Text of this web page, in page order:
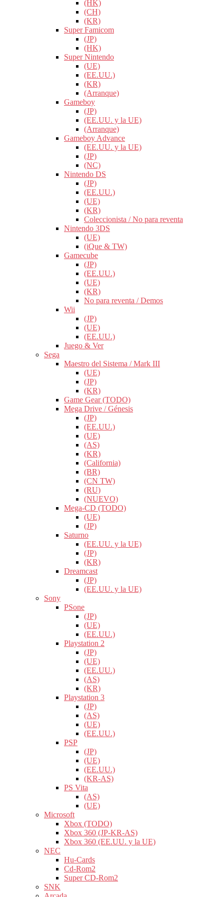
(HK)
(CH)
(KR)
Super Famicom
(JP)
(HK)
Super Nintendo
(UE)
(EE.UU.)
(KR)
(Arranque)
Gameboy
(JP)
(EE.UU. y la UE)
(Arranque)
Gameboy Advance
(EE.UU. y la UE)
(JP)
(NC)
Nintendo DS
(JP)
(EE.UU.)
(UE)
(KR)
Coleccionista / No para reventa
Nintendo 3DS
(UE)
(iQue & TW)
Gamecube
(JP)
(EE.UU.)
(UE)
(KR)
No para reventa / Demos
Wii
(JP)
(UE)
(EE.UU.)
Juego & Ver
Sega
Maestro del Sistema / Mark III
(UE)
(JP)
(KR)
Game Gear (TODO)
Mega Drive / Génesis
(JP)
(EE.UU.)
(UE)
(AS)
(KR)
(California)
(BR)
(CN TW)
(RU)
(NUEVO)
Mega-CD (TODO)
(UE)
(JP)
Saturno
(EE.UU. y la UE)
(JP)
(KR)
Dreamcast
(JP)
(EE.UU. y la UE)
Sony
PSone
(JP)
(UE)
(EE.UU.)
Playstation 2
(JP)
(UE)
(EE.UU.)
(AS)
(KR)
Playstation 3
(JP)
(AS)
(UE)
(EE.UU.)
PSP
(JP)
(UE)
(EE.UU.)
(KR-AS)
PS Vita
(AS)
(UE)
Microsoft
Xbox (TODO)
Xbox 360 (JP-KR-AS)
Xbox 360 (EE.UU. y la UE)
NEC
Hu-Cards
Cd-Rom2
Super CD-Rom2
SNK